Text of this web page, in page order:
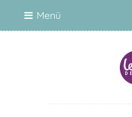
Menü